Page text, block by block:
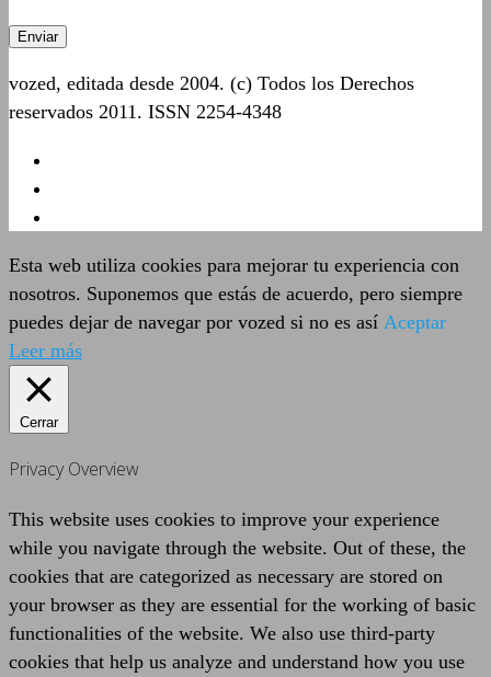
vozed, editada desde 2004. (c) Todos los Derechos
reservados 2011. ISSN 2254-4348
Esta web utiliza cookies para mejorar tu experiencia con
nosotros. Suponemos que estás de acuerdo, pero siempre
puedes dejar de navegar por vozed si no es así Aceptar
Leer más
Cerrar
Privacy Overview
This website uses cookies to improve your experience
while you navigate through the website. Out of these, the
cookies that are categorized as necessary are stored on
your browser as they are essential for the working of basic
functionalities of the website. We also use third-party
cookies that help us analyze and understand how you use